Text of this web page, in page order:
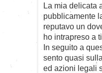
La mia delicata
pubblicamente
reputavo un
ho intrapreso a
In seguito a
sento quasi
ed azioni legali